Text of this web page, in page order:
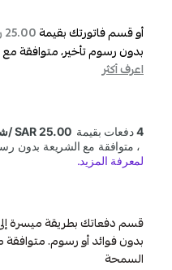
أو قسم فاتورتك بقيمة25.00 ر.س
بدون رسوم تأخير، متوافقة مع
اعرف أكثر
بدون فوائد أو رسوم. متوافقة
السمحة